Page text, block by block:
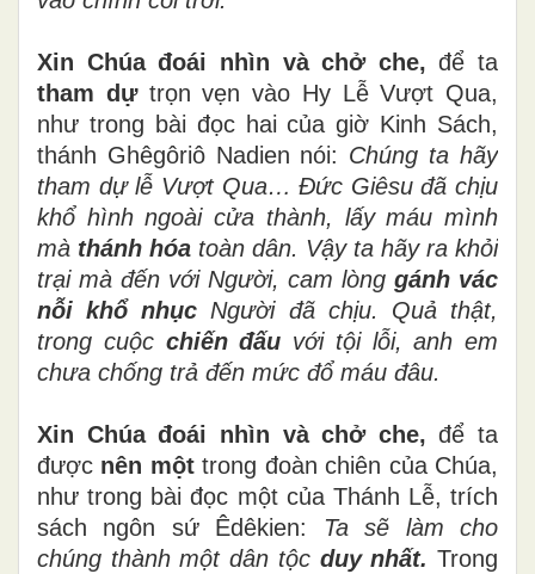
Xin Chúa đoái nhìn và chở che, để ta
tham dựtrọn vẹn vào Hy Lễ Vượt Qua,
như trong bài đọc hai của giờ Kinh Sách,
thánh Ghêgôriô Nadien nói: Chúng ta hãy
tham dự lễ Vượt Qua… Đức Giêsu đã chịu
khổ hình ngoài cửa thành, lấy máu mình
mà thánh hóa toàn dân. Vậy ta hãy ra khỏi
trại mà đến với Người, cam lòng gánh vác
nỗi khổ nhục Người đã chịu. Quả thật,
trong cuộc chiến đấu với tội lỗi, anh em
chưa chống trả đến mức đổ máu đâu.
Xin Chúa đoái nhìn và chở che,để ta
được nên mộttrong đoàn chiên của Chúa,
như trong bài đọc một của Thánh Lễ, trích
sách ngôn sứ Êdêkien:
Ta sẽ làm cho
chúng thành một dân tộc duy nhất. Trong